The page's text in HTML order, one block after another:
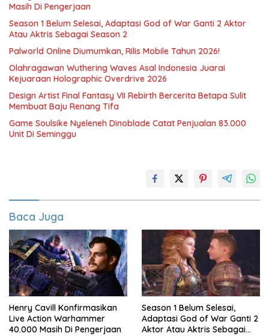
Masih Di Pengerjaan
Season 1 Belum Selesai, Adaptasi God of War Ganti 2 Aktor
Atau Aktris Sebagai Season 2
Palworld Online Diumumkan, Rilis Mobile Tahun 2026!
Olahragawan Wuthering Waves Asal Indonesia Juarai
Kejuaraan Holographic Overdrive 2026
Design Artist Final Fantasy VII Rebirth Bercerita Betapa Sulit
Membuat Baju Renang Tifa
Game Soulsike Nyeleneh Dinoblade Catat Penjualan 83.000
Unit Di Seminggu
Baca Juga
Henry Cavill Konfirmasikan
Live Action Warhammer
40.000 Masih Di Pengerjaan
Season 1 Belum Selesai,
Adaptasi God of War Ganti 2
Aktor Atau Aktris Sebagai